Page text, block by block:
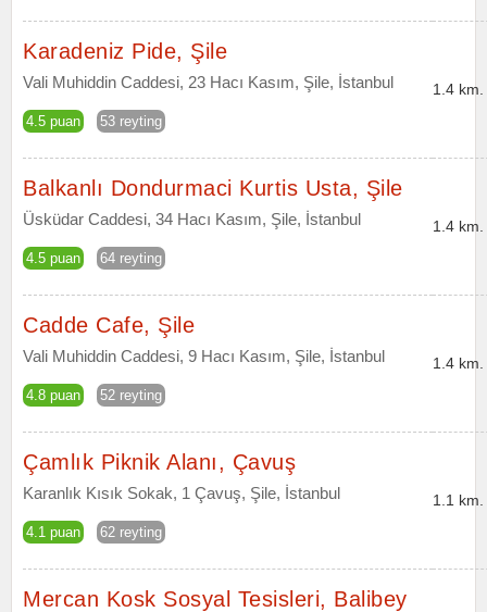
Karadeniz Pide, Şile
Vali Muhiddin Caddesi, 23 Hacı Kasım, Şile, İstanbul
4.5 puan 53 reyting
1.4 km.
Balkanlı Dondurmaci Kurtis Usta, Şile
Üsküdar Caddesi, 34 Hacı Kasım, Şile, İstanbul
4.5 puan 64 reyting
1.4 km.
Cadde Cafe, Şile
Vali Muhiddin Caddesi, 9 Hacı Kasım, Şile, İstanbul
4.8 puan 52 reyting
1.4 km.
Çamlık Piknik Alanı, Çavuş
Karanlık Kısık Sokak, 1 Çavuş, Şile, İstanbul
4.1 puan 62 reyting
1.1 km.
Mercan Kosk Sosyal Tesisleri, Balibey